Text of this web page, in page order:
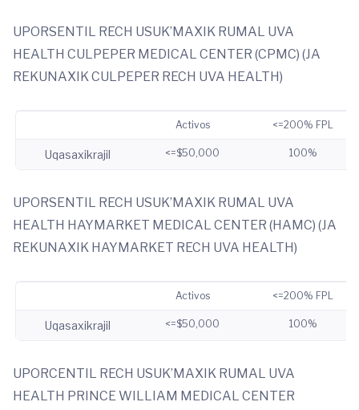
UPORSENTIL RECH USUK’MAXIK RUMAL UVA
HEALTH CULPEPER MEDICAL CENTER (CPMC) (JA
REKUNAXIK CULPEPER RECH UVA HEALTH)
Activos <=200% FPL
Uqasaxikrajil <=$50,000 100%
UPORSENTIL RECH USUK’MAXIK RUMAL UVA
HEALTH HAYMARKET MEDICAL CENTER (HAMC) (JA
REKUNAXIK HAYMARKET RECH UVA HEALTH)
Activos <=200% FPL
Uqasaxikrajil <=$50,000 100%
UPORCENTIL RECH USUK’MAXIK RUMAL UVA
HEALTH PRINCE WILLIAM MEDICAL CENTER